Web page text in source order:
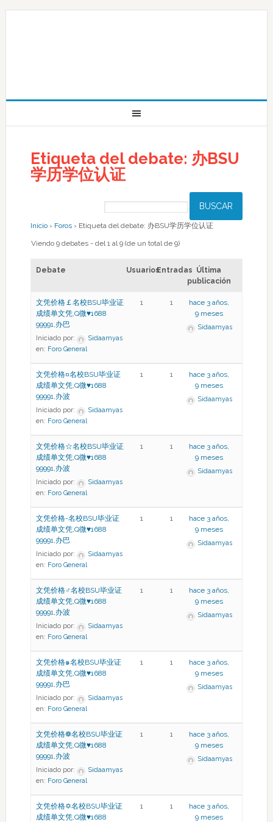
Etiqueta del debate: 办BSU
学历学位认证
Inicio › Foros › Etiqueta del debate: 办BSU学历学位认证
Viendo 9 debates - del 1 al 9 (de un total de 9)
Debate UsuariosEntradas Última
publicación
文凭价格￡名校BSU毕业证
成绩单文凭,Q微♥1688
99991,办巴
Iniciado por:
Sidaamyas
en: Foro General
1 1
hace 3 años,
9 meses
Sidaamyas
文凭价格¤名校BSU毕业证
成绩单文凭,Q微♥1688
99991,办波
Iniciado por:
Sidaamyas
en: Foro General
1 1
hace 3 años,
9 meses
Sidaamyas
文凭价格☆名校BSU毕业证
成绩单文凭,Q微♥1688
99991,办波
Iniciado por:
Sidaamyas
en: Foro General
1 1
hace 3 años,
9 meses
Sidaamyas
文凭价格-名校BSU毕业证
成绩单文凭,Q微♥1688
99991,办巴
Iniciado por:
Sidaamyas
en: Foro General
1 1
hace 3 años,
9 meses
Sidaamyas
文凭价格♂名校BSU毕业证
成绩单文凭,Q微♥1688
99991,办波
Iniciado por:
Sidaamyas
en: Foro General
1 1
hace 3 años,
9 meses
Sidaamyas
文凭价格๑名校BSU毕业证
成绩单文凭,Q微♥1688
99991,办巴
Iniciado por:
Sidaamyas
en: Foro General
1 1
hace 3 años,
9 meses
Sidaamyas
文凭价格❁名校BSU毕业证
成绩单文凭,Q微♥1688
99991,办波
Iniciado por:
Sidaamyas
en: Foro General
1 1
hace 3 años,
9 meses
Sidaamyas
文凭价格✡名校BSU毕业证
成绩单文凭,Q微♥1688
1 1
hace 3 años,
9 meses